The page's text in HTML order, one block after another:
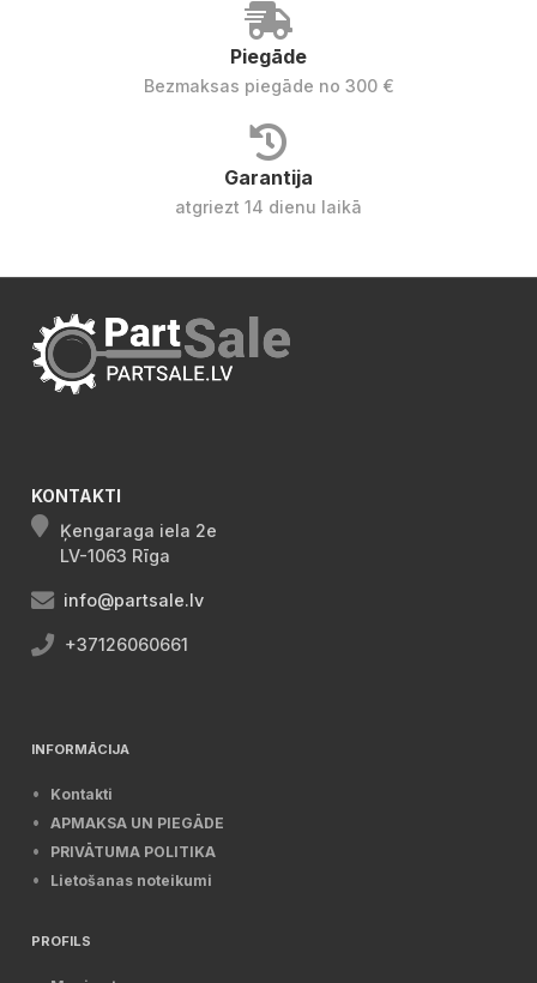
Piegāde
Bezmaksas piegāde no 300 €
Garantija
atgriezt 14 dienu laikā
KONTAKTI
Ķengaraga iela 2e
LV-1063 Rīga
info@partsale.lv
+37126060661
INFORMĀCIJA
Kontakti
APMAKSA UN PIEGĀDE
PRIVĀTUMA POLITIKA
Lietošanas noteikumi
PROFILS